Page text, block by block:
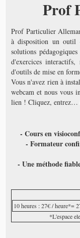
Prof
Prof Particulier
à disposition un outil
solutions
d'exercices interactifs,
d'outils de mise en
Vous n'avez rien à
web­cam et nous vous
lien ! Cliquez, entrez…
- Cours en
- Formateur
- Une méthode
10 heures : 27€ / heure*=
*L'espace